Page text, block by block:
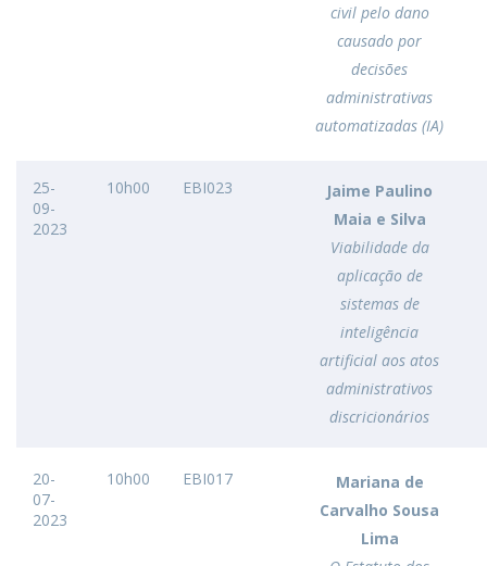
civil pelo dano
causado por
decisões
administrativas
automatizadas (IA)
25-
09-
2023
10h00 EBI023
Jaime Paulino
Maia e Silva
Viabilidade da
aplicação de
sistemas de
inteligência
artificial aos atos
administrativos
discricionários
20-
07-
2023
10h00 EBI017
Mariana de
Carvalho Sousa
Lima